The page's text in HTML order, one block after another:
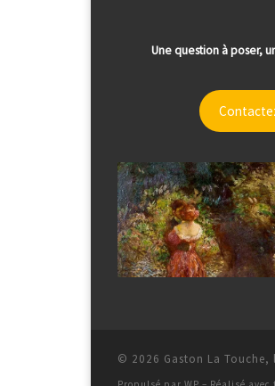
Une question à poser,
© 2026 Gaston La Touche,